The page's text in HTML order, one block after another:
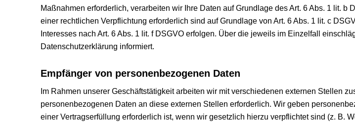
Maßnahmen erforderlich, verarbeiten wir Ihre Daten auf Grundlage des Art. 6 Abs. 1 lit.
einer rechtlichen Verpflichtung erforderlich sind auf Grundlage von Art. 6 Abs. 1 lit. c
Interesses nach Art. 6 Abs. 1 lit. f DSGVO erfolgen. Über die jeweils im Einzelfall
Datenschutzerklärung informiert.
Empfänger von personenbezogenen Daten
Im Rahmen unserer Geschäftstätigkeit arbeiten wir mit verschiedenen externen Stellen
personenbezogenen Daten an diese externen Stellen erforderlich. Wir geben
einer Vertragserfüllung erforderlich ist, wenn wir gesetzlich hierzu verpflichtet sind (z. B.